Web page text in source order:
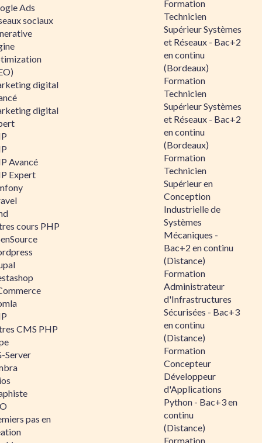
Ads
sociaux
digital
digital
Avancé
Expert
cours PHP
CMS PHP
Server
pas en
Formation
Technicien
Supérieur Systèmes
et Réseaux - Bac+2
en continu
(Bordeaux)
Formation
Technicien
Supérieur Systèmes
et Réseaux - Bac+2
en continu
(Bordeaux)
Formation
Technicien
Supérieur en
Conception
Industrielle de
Systèmes
Mécaniques -
Bac+2 en continu
(Distance)
Formation
Administrateur
d'Infrastructures
Sécurisées - Bac+3
en continu
(Distance)
Formation
Concepteur
Développeur
d'Applications
Python - Bac+3 en
continu
(Distance)
Formation